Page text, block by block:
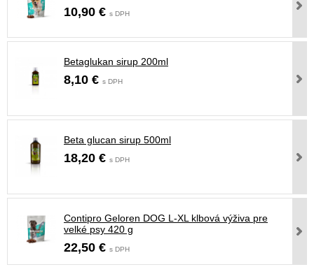
10,90 € s DPH
Betaglukan sirup 200ml
8,10 € s DPH
Beta glucan sirup 500ml
18,20 € s DPH
Contipro Geloren DOG L-XL klbová výživa pre
velké psy 420 g
22,50 € s DPH